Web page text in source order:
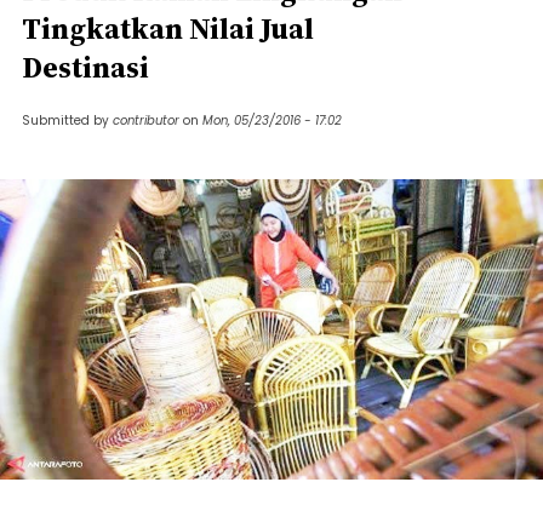
Tingkatkan Nilai Jual
Destinasi
Submitted by contributor on Mon, 05/23/2016 - 17:02